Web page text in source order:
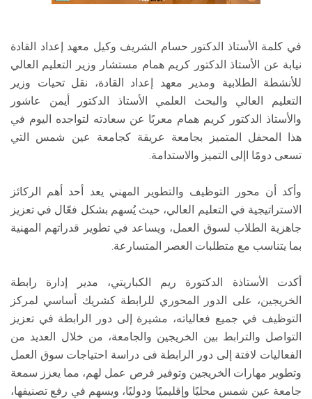
في كلمة الأستاذ الدكتور حسام الشريف وكيل معهد إعداد القادة
نيابة عن الأستاذ الدكتور كريم همام مستشار وزير التعليم العالي
للأنشطة الطلابية ومدير معهد إعداد القادة، نقل تحيات وزير
التعليم العالي والبحث العلمي الأستاذ الدكتور أيمن عاشور
والأستاذ الدكتور كريم همام معربًا عن سعادته لتواجده اليوم في
هذا المحفل المتميز بجامعة عريقة كجامعة عين شمس التي
تسعى دومًا اإلى التميز والاستدامة.
وأكد أن محور التوظيف والتطوير المهني يعد أحد أهم الركائز
الاستراتيجية في التعليم العالي، حيث يُسهم بشكل فعّال في تعزيز
جاهزية الطلاب لسوق العمل، ويساعد في تطوير قدراتهم المهنية
بما يتناسب مع متطلبات العصر المتسارعة.
أكدت الأستاذة الدكتورة ريم الكباريتي، مدير إدارة رابطة
الخريجين، على الدور المحوري للرابطة كشريك أساسي لمركز
التوظيف في جميع فعالياته، مشيرة إلى دور الرابطة في تعزيز
التواصل والترابط بين الخريجين والجامعة، من خلال العديد من
الفعاليات لافتة إلى دور الرابطة فى دراسة احتياجات سوق العمل
وتطوير مهارات الخريجين وتوفير فرص عمل لهم، مما يعزز سمعة
جامعة عين شمس محليًا وإقليميًا ودوليًا، ويسهم في رفع تصنيفها،